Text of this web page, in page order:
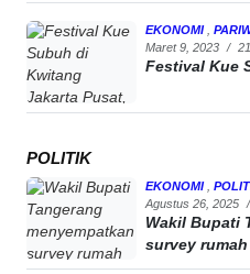
EKONOMI
Maret 9, 2023 /
Festival Kue
POLITIK
EKONOMI
Agustus 26, 2025 /
Wakil Bupati
survey rumah